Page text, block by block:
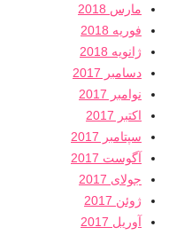
مارس 2018
فوریه 2018
ژانویه 2018
دسامبر 2017
نوامبر 2017
اکتبر 2017
سپتامبر 2017
آگوست 2017
جولای 2017
ژوئن 2017
آوریل 2017